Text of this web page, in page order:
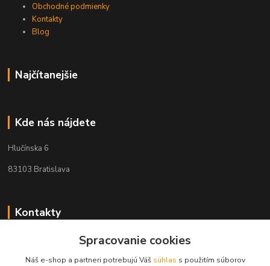
Obchodné podmienky
Kontakty
Blog
Najčítanejšie
Kde nás nájdete
Hlučínska 6
83103 Bratislava
Kontakty
+421 908 678 479Spracovanie cookies
Náš e-shop a partneri potrebujú Váš súhlas s použitím súborov